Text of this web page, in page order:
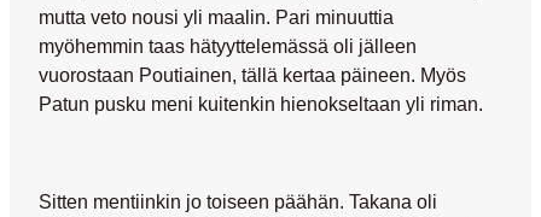
mutta veto nousi yli maalin. Pari minuuttia
myöhemmin taas hätyyttelemässä oli jälleen
vuorostaan Poutiainen, tällä kertaa päineen. Myös
Patun pusku meni kuitenkin hienokseltaan yli riman.
Sitten mentiinkin jo toiseen päähän. Takana oli